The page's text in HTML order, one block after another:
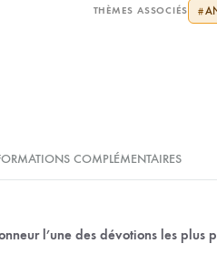
THÈMES ASSOCIÉS #
COMPLÉMENTAIRES
l’une des dévotions les